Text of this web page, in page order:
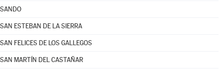
SANDO
SAN ESTEBAN DE LA SIERRA
SAN FELICES DE LOS GALLEGOS
SAN MARTÍN DEL CASTAÑAR